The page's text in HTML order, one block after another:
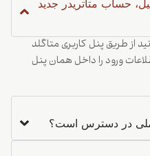
حساب متاتریدر جدید
از طریق پنل کاربری متاگلد
ورود را داخل همان پنل
ملی در دسترس است؟